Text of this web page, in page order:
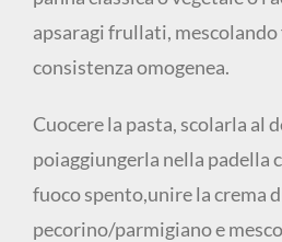
apsaragi frullati,
consistenza omogenea.
Cuocere la pasta, scolarla al
poiaggiungerla nella padella
fuoco spento,unire la crema
pecorino/parmigiano e